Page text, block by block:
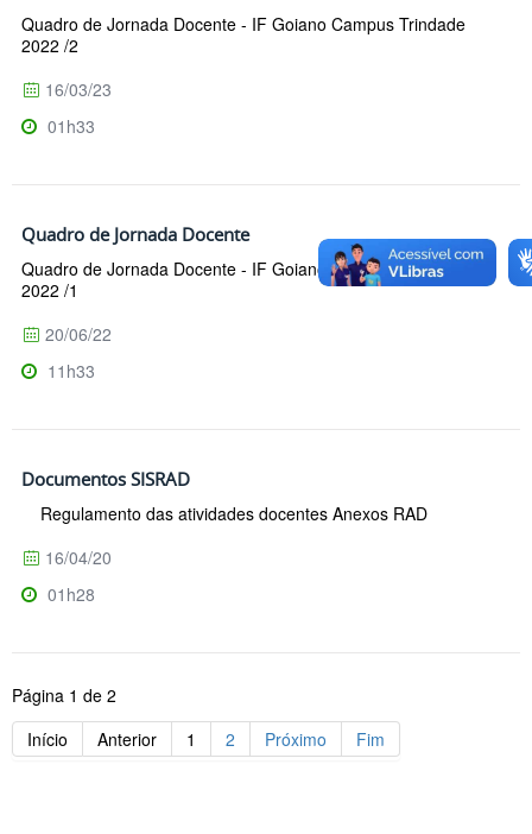
Quadro de Jornada Docente - IF Goiano Campus Trindade
2022 /2
16/03/23
01h33
Quadro de Jornada Docente
Quadro de Jornada Docente - IF Goiano Campus Trindade
2022 /1
20/06/22
11h33
Documentos SISRAD
Regulamento das atividades docentes Anexos RAD
16/04/20
01h28
Página 1 de 2
Início
Anterior 1 2 Próximo Fim